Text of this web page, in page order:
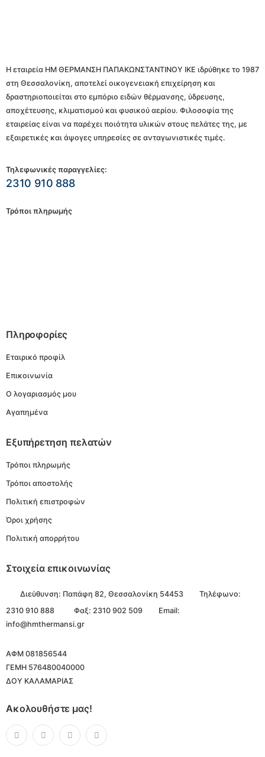
Η εταιρεία ΗΜ ΘΕΡΜΑΝΣΗ ΠΑΠΑΚΩΝΣΤΑΝΤΙΝΟΥ ΙΚΕ ιδρύθηκε το 1987
στη Θεσσαλονίκη, αποτελεί οικογενειακή επιχείρηση και
δραστηριοποιείται στο εμπόριο ειδών θέρμανσης, ύδρευσης,
αποχέτευσης, κλιματισμού και φυσικού αερίου. Φιλοσοφία της
εταιρείας είναι να παρέχει ποιότητα υλικών στους πελάτες της, με
εξαιρετικές και άψογες υπηρεσίες σε ανταγωνιστικές τιμές.
Τηλεφωνικές παραγγελίες:
2310 910 888
Τρόποι πληρωμής
Πληροφορίες
Εταιρικό προφίλ
Επικοινωνία
Ο λογαριασμός μου
Αγαπημένα
Εξυπήρετηση πελατών
Τρόποι πληρωμής
Τρόποι αποστολής
Πολιτική επιστροφών
Όροι χρήσης
Πολιτική απορρήτου
Στοιχεία επικοινωνίας
Διεύθυνση: Παπάφη 82, Θεσσαλονίκη 54453
Τηλέφωνο:
2310 910 888
Φαξ: 2310 902 509
Email:
info@hmthermansi.gr
ΑΦΜ 081856544
ΓΕΜΗ 576480040000
ΔΟΥ ΚΑΛΑΜΑΡΙΑΣ
Ακολουθήστε μας!